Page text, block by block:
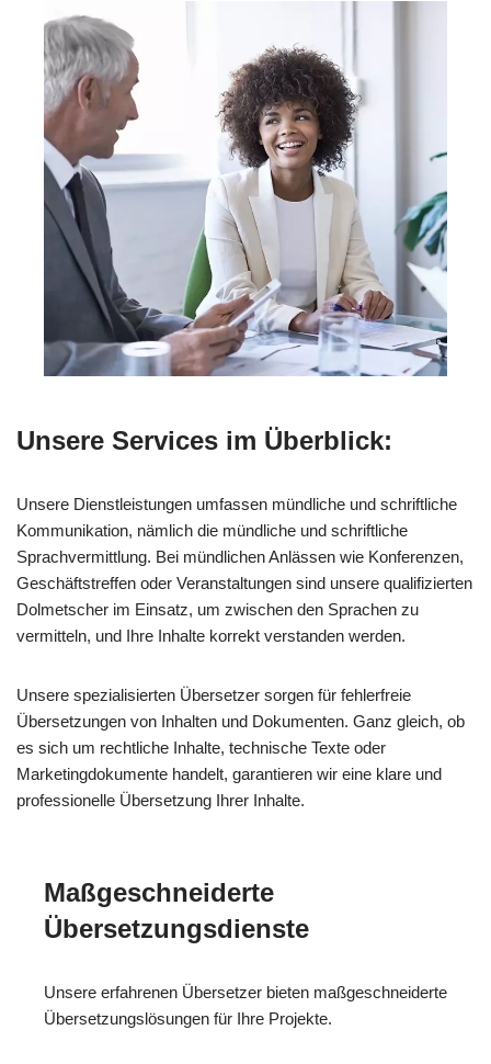
Unsere Services im Überblick:
Unsere Dienstleistungen umfassen mündliche und schriftliche
Kommunikation, nämlich die mündliche und schriftliche
Sprachvermittlung. Bei mündlichen Anlässen wie Konferenzen,
Geschäftstreffen oder Veranstaltungen sind unsere qualifizierten
Dolmetscher im Einsatz, um zwischen den Sprachen zu
vermitteln, und Ihre Inhalte korrekt verstanden werden.
Unsere spezialisierten Übersetzer sorgen für fehlerfreie
Übersetzungen von Inhalten und Dokumenten. Ganz gleich, ob
es sich um rechtliche Inhalte, technische Texte oder
Marketingdokumente handelt, garantieren wir eine klare und
professionelle Übersetzung Ihrer Inhalte.
Maßgeschneiderte
Übersetzungsdienste
Unsere erfahrenen Übersetzer bieten maßgeschneiderte
Übersetzungslösungen für Ihre Projekte.